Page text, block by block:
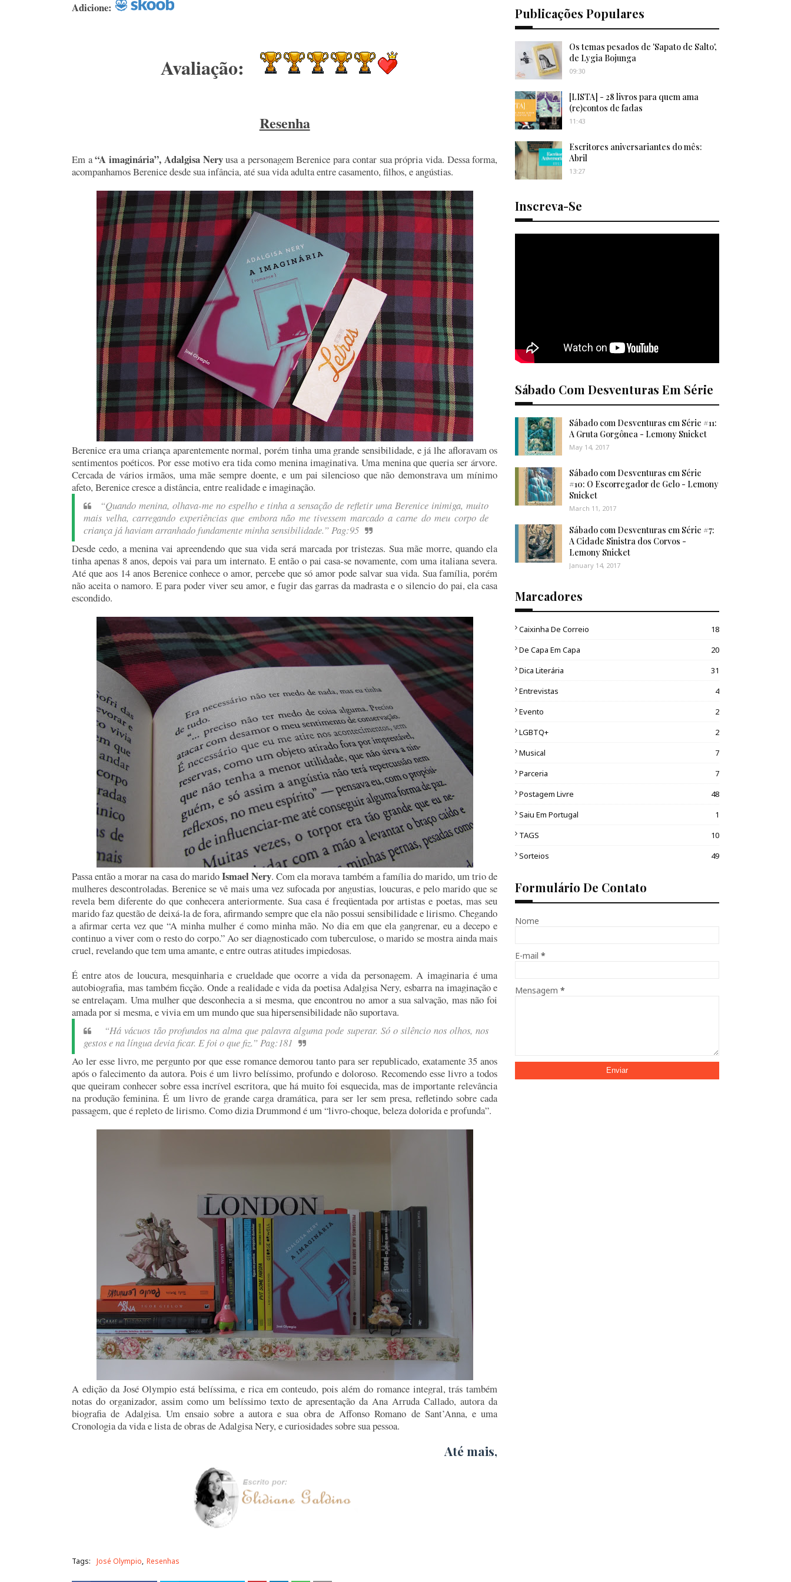
Adicione:
Avaliação:
Resenha
Em a“A imaginária”, Adalgisa Neryusa a personagem Berenice para contar sua própria vida. Dessa forma,
acompanhamos Berenice desde sua infância, até sua vida adulta entre casamento, filhos, e angústias.
Berenice era uma criança aparentemente normal, porém tinha uma grande sensibilidade, e já lhe afloravam os
sentimentos poéticos. Por esse motivo era tida como menina imaginativa. Uma menina que queria ser árvore.
Cercada de vários irmãos, uma mãe sempre doente, e um pai silencioso que não demonstrava um mínimo
afeto, Berenice cresce a distância, entre realidade e imaginação.
“Quando menina, olhava-me no espelho e tinha a sensação de refletir uma Berenice inimiga, muito
mais velha, carregando experiências que embora não me tivessem marcado a carne do meu corpo de
criança já haviam arranhado fundamente minha sensibilidade.” Pag:95
Desde cedo, a menina vai apreendendo que sua vida será marcada por tristezas. Sua mãe morre, quando ela
tinha apenas 8 anos, depois vai para um internato. E então o pai casa-se novamente, com uma italiana severa.
Até que aos 14 anos Berenice conhece o amor, percebe que só amor pode salvar sua vida. Sua família, porém
não aceita o namoro. E para poder viver seu amor, e fugir das garras da madrasta e o silencio do pai, ela casa
escondido.
Passa então a morar na casa do maridoIsmael Nery. Com ela morava também a família do marido, um trio de
mulheres descontroladas. Berenice se vê mais uma vez sufocada por angustias, loucuras, e pelo marido que se
revela bem diferente do que conhecera anteriormente. Sua casa é freqüentada por artistas e poetas, mas seu
marido faz questão de deixá-la de fora, afirmando sempre que ela não possui sensibilidade e lirismo. Chegando
a afirmar certa vez que “A minha mulher é como minha mão. No dia em que ela gangrenar, eu a decepo e
continuo a viver com o resto do corpo.” Ao ser diagnosticado com tuberculose, o marido se mostra ainda mais
cruel, revelando que tem uma amante, e entre outras atitudes impiedosas.
É entre atos de loucura, mesquinharia e crueldade que ocorre a vida da personagem. A imaginaria é uma
autobiografia, mas também ficção. Onde a realidade e vida da poetisa Adalgisa Nery, esbarra na imaginação e
se entrelaçam. Uma mulher que desconhecia a si mesma, que encontrou no amor a sua salvação, mas não foi
amada por si mesma, e vivia em um mundo que sua hipersensibilidade não suportava.
“Há vácuos tão profundos na alma que palavra alguma pode superar. Só o silêncio nos olhos, nos
gestos e na língua devia ficar. E foi o que fiz.” Pag:181
Ao ler esse livro, me pergunto por que esse romance demorou tanto para ser republicado, exatamente 35 anos
após o falecimento da autora. Pois é um livro belíssimo, profundo e doloroso. Recomendo esse livro a todos
que queiram conhecer sobre essa incrível escritora, que há muito foi esquecida, mas de importante relevância
na produção feminina. É um livro de grande carga dramática, para ser ler sem presa, refletindo sobre cada
passagem, que é repleto de lirismo. Como dizia Drummond é um “livro-choque, beleza dolorida e profunda”.
A edição da José Olympio está belíssima, e rica em conteudo, pois além do romance integral, trás também
notas do organizador, assim como um belíssimo texto de apresentação da Ana Arruda Callado, autora da
biografia de Adalgisa. Um ensaio sobre a autora e sua obra de Affonso Romano de Sant’Anna, e uma
Cronologia da vida e lista de obras de Adalgisa Nery, e curiosidades sobre sua pessoa.
Até mais,
Tags: José Olympio Resenhas
Publicações Populares
Os temas pesados de 'Sapato de Salto',
de Lygia Bojunga
09:30
[LISTA] - 28 livros para quem ama
(re)contos de fadas
11:43
Escritores aniversariantes do mês:
Abril
13:27
Inscreva-Se
Sábado Com Desventuras Em Série
Sábado com Desventuras em Série #11:
A Gruta Gorgônea - Lemony Snicket
May 14, 2017
Sábado com Desventuras em Série
#10: O Escorregador de Gelo - Lemony
Snicket
March 11, 2017
Sábado com Desventuras em Série #7:
A Cidade Sinistra dos Corvos -
Lemony Snicket
January 14, 2017
Marcadores
Caixinha De Correio
18
De Capa Em Capa
20
Dica Literária
31
Entrevistas
4
Evento
2
LGBTQ+
2
Musical
7
Parceria
7
Postagem Livre
48
Saiu Em Portugal
1
TAGS
10
Sorteios
49
Formulário De Contato
Nome
E-mail*
Mensagem*